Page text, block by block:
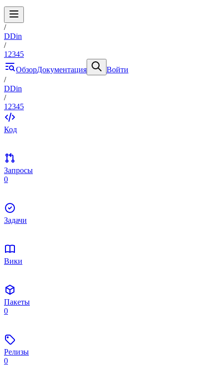
/
DDin
/
12345
ОбзорДокументация
Войти
/
DDin
/
12345
Код
Запросы
0
Задачи
Вики
Пакеты
0
Релизы
0